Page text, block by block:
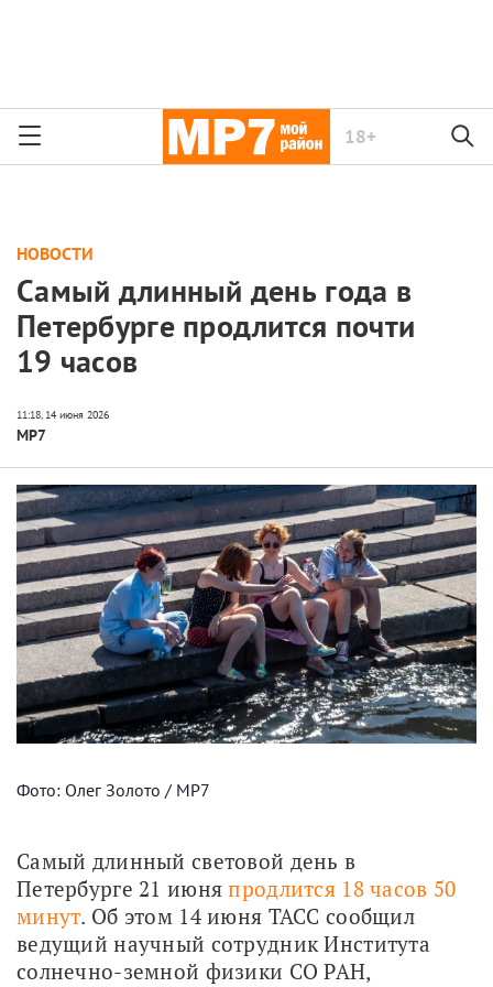
18+
НОВОСТИ
Самый длинный день года в
Петербурге продлится почти
19 часов
МР7
Фото: Олег Золото / МР7
Самый длинный световой день в
Петербурге 21 июня продлится 18 часов 50
минут. Об этом 14 июня ТАСС сообщил
ведущий научный сотрудник Института
солнечно-земной физики СО РАН,